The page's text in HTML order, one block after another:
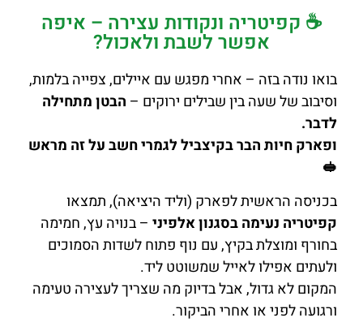
☕ קפיטריה ונקודות עצירה – איפה
אפשר לשבת ולאכול?
בואו נודה בזה – אחרי מפגש עם איילים, צפייה בלמות,
וסיבוב של שעה בין שבילים ירוקים – הבטן מתחילה
לדבר.
ופארק חיות הבר בקיצביל לגמרי חשב על זה מראש
🥪
בכניסה הראשית לפארק (וליד היציאה), תמצאו
קפיטריה נעימה בסגנון אלפיני – בנויה עץ, חמימה
בחורף ומוצלת בקיץ, עם נוף פתוח לשדות הסמוכים
ולעתים אפילו לאייל שמשוטט ליד.
המקום לא גדול, אבל בדיוק מה שצריך לעצירה טעימה
ורגועה לפני או אחרי הביקור.